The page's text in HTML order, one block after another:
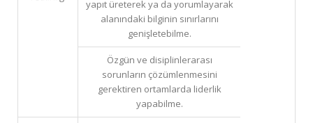
yapıt üreterek ya da yorumlayarak
alanındaki bilginin sınırlarını
genişletebilme.
Özgün ve disiplinlerarası
sorunların çözümlenmesini
gerektiren ortamlarda liderlik
yapabilme.